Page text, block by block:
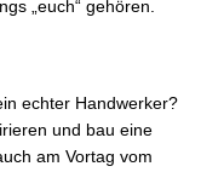
„euch“ gehören.
echter Handwerker?
und bau eine
am Vortag vom